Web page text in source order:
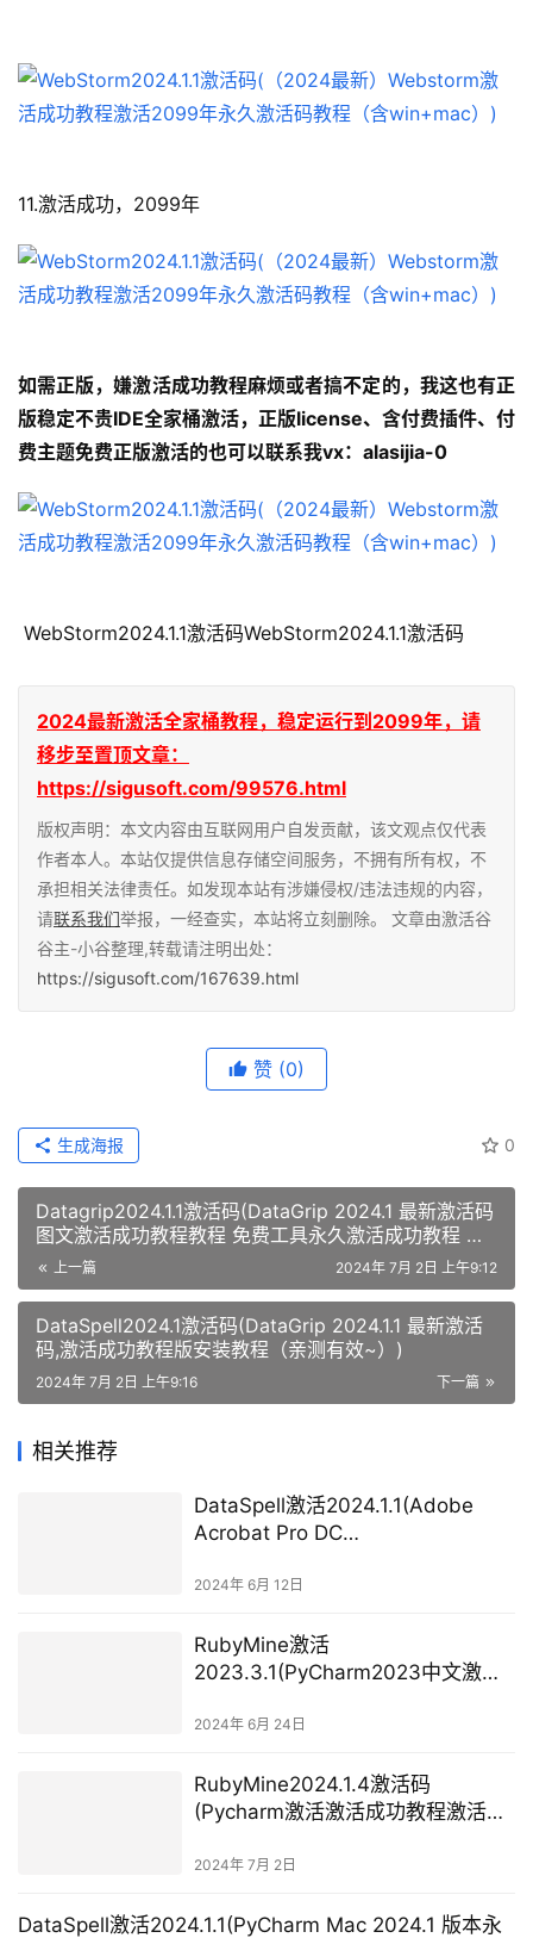
11.激活成功，2099年
如需正版，嫌激活成功教程麻烦或者搞不定的，我这也有正
版稳定不贵IDE全家桶激活，正版license、含付费插件、付
费主题免费正版激活的也可以联系我vx：alasijia-0
WebStorm2024.1.1激活码WebStorm2024.1.1激活码
2024最新激活全家桶教程，稳定运行到2099年，请
移步至置顶文章：
https://sigusoft.com/99576.html
版权声明：本文内容由互联网用户自发贡献，该文观点仅代表
作者本人。本站仅提供信息存储空间服务，不拥有所有权，不
承担相关法律责任。如发现本站有涉嫌侵权/违法违规的内容，
请联系我们举报，一经查实，本站将立刻删除。 文章由激活谷
谷主-小谷整理,转载请注明出处：
https://sigusoft.com/167639.html
赞 (0)
0
生成海报
Datagrip2024.1.1激活码(DataGrip 2024.1 最新激活码
图文激活成功教程教程 免费工具永久激活成功教程 长
期更新)
上一篇 2024年 7月 2日 上午9:12
DataSpell2024.1激活码(DataGrip 2024.1.1 最新激活
码,激活成功教程版安装教程（亲测有效~）)
下一篇
2024年 7月 2日 上午9:16
相关推荐
DataSpell激活2024.1.1(Adobe
Acrobat Pro DC
版)
2024年 6月 12日
RubyMine激活
2023.3.1(PyCharm2023中文激活
2024年 6月 24日
RubyMine2024.1.4激活码
(Pycharm激活激活成功教程激活码
效】)
2024年 7月 2日
DataSpell激活2024.1.1(PyCharm Mac 2024.1 版本永